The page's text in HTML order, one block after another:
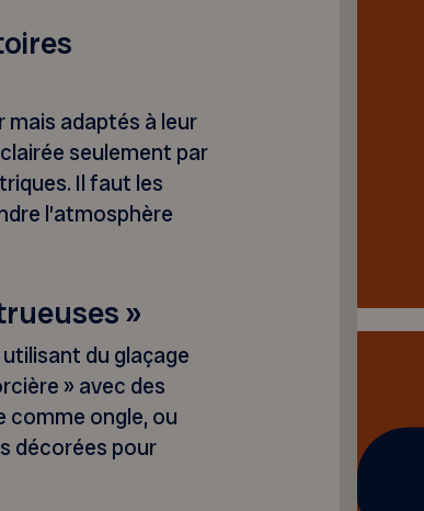
mais adaptés à leur
seulement par
Il faut les
l’atmosphère
»
du glaçage
» avec des
comme ongle, ou
décorées pour